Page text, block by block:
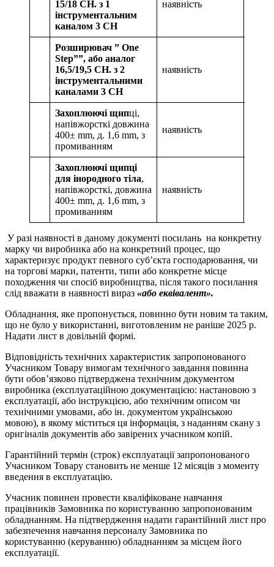
15/18 CH. з 1
інструментальним
каналом 3 CH
наявність
Розширювач ” One
Step””, або аналог
16,5/19,5 CH. з 2
інструментальними
каналами 3 CH
наявність
Захоплюючі щипці,
напівжорсткі довжина
400± mm, д. 1,6 mm, з
промиванням
наявність
Захоплюючі щипці
для інородного тіла,
напівжорсткі, довжина
400± mm, д. 1,6 mm, з
промиванням
наявність
У разі наявності в даному документі посилань на конкретну
марку чи виробника або на конкретний процес, що
характеризує продукт певного суб’єкта господарювання, чи
на торгові марки, патенти, типи або конкретне місце
походження чи спосіб виробництва, після такого посилання
слід вважати в наявності вираз «або еквівалент».
Обладнання, яке пропонується, повинно бути новим та таким,
що не було у використанні, виготовленим не раніше 2025 р.
Надати лист в довільній формі.
Відповідність технічних характеристик запропонованого
Учасником Товару вимогам технічного завдання повинна
бути обов’язково підтверджена технічним документом
виробника (експлуатаційною документацією: настановою з
експлуатації, або інструкцією, або технічним описом чи
технічними умовами, або ін. документом українською
мовою), в якому міститься ця інформація, з наданням скану з
оригіналів документів або завірених учасником копій.
Гарантійний термін (строк) експлуатації запропонованого
Учасником Товару становить не менше 12 місяців з моменту
введення в експлуатацію.
Учасник повинен провести кваліфіковане навчання
працівників Замовника по користуванню запропонованим
обладнанням. На підтвердження надати гарантійний лист про
забезпечення навчання персоналу Замовника по
користуванню (керуванню) обладнанням за місцем його
експлуатації.